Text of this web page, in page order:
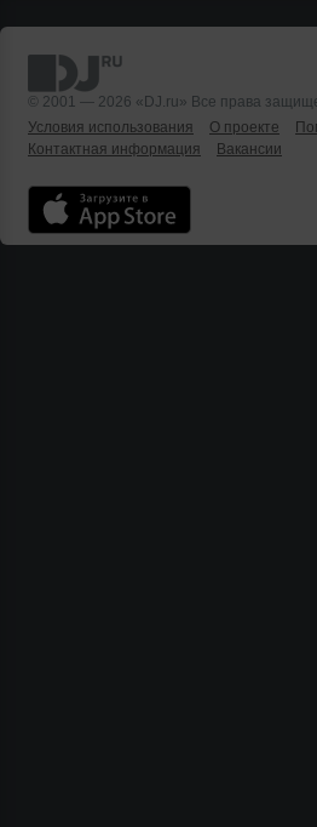
© 2001 — 2026 «DJ.ru» Все права
Условия использования
О проекте
Контактная информация
Вакансии